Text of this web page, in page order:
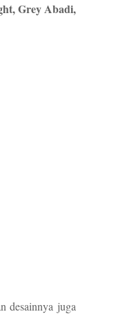
Grey Abadi,
desainnya juga